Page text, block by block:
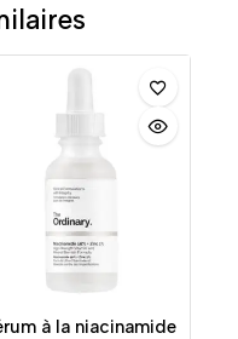
à la niacinamide